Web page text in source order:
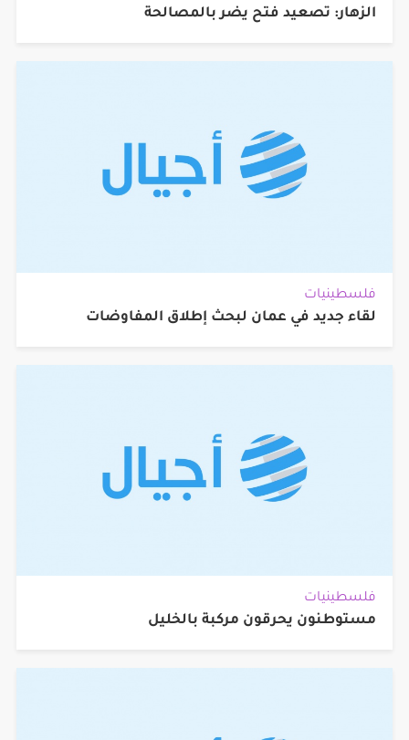
الزهار: تصعيد فتح يضر بالمصالحة
فلسطينيات
لقاء جديد في عمان لبحث إطلاق المفاوضات
فلسطينيات
مستوطنون يحرقون مركبة بالخليل